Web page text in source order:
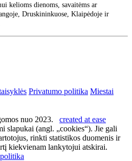
kelioms dienoms, savaitėms ar
Druskininkuose, Klaipėdoje ir
Privatumo politika Miestai
nuo 2023. created at ease
slapukai (angl. „cookies“). Jie gali
rinkti statistikos duomenis ir
kiekvienam lankytojui atskirai.